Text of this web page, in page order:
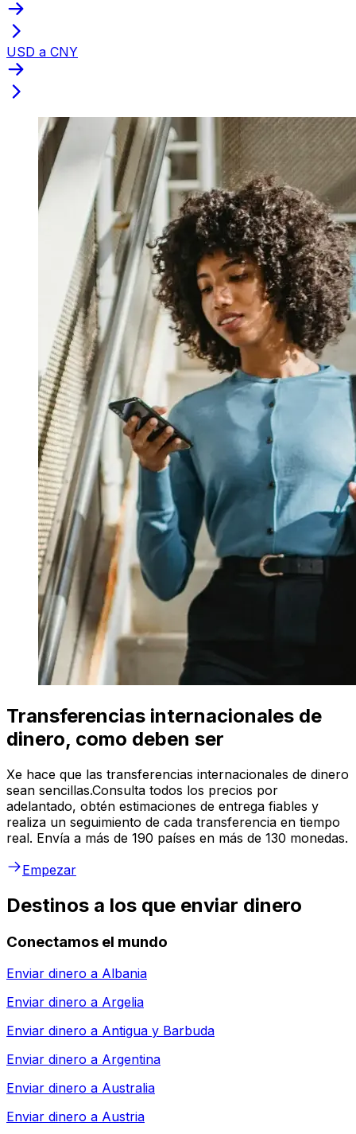
USD a CNY
Transferencias internacionales de
dinero, como deben ser
Xe hace que las transferencias internacionales de dinero
sean sencillas.Consulta todos los precios por
adelantado, obtén estimaciones de entrega fiables y
realiza un seguimiento de cada transferencia en tiempo
real. Envía a más de 190 países en más de 130 monedas.
Empezar
Destinos a los que enviar dinero
Conectamos el mundo
Enviar dinero a Albania
Enviar dinero a Argelia
Enviar dinero a Antigua y Barbuda
Enviar dinero a Argentina
Enviar dinero a Australia
Enviar dinero a Austria